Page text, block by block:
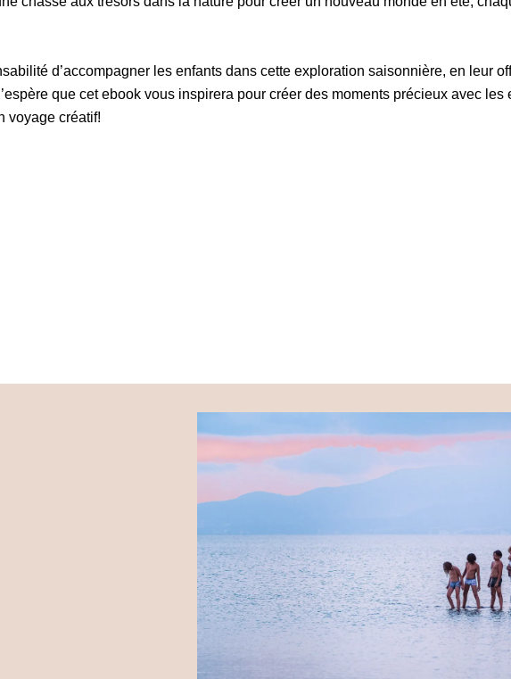
d’accompagner les enfants dans cette exploration saisonnière, en leur
que cet ebook vous inspirera pour créer des moments précieux avec
voyage créatif!